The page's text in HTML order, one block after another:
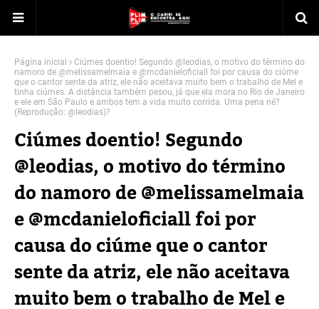
Página inicial
Ciúmes doentio! Segundo @leodias, o motivo do término do
namoro de @melissamelmaia e @mcdanieloficiall foi por causa do ciúme
que o cantor sente da atriz, ele não aceitava muito bem o trabalho de Mel e
tinha ciúmes. A distância também pesou, já que ela mora no Rio de Janeiro
e ele em São Paulo e ambos tem a vida muito corrida. Uma pena né?
(Reprodução: @leodias)?
Ciúmes doentio! Segundo
@leodias, o motivo do término
do namoro de @melissamelmaia
e @mcdanieloficiall foi por
causa do ciúme que o cantor
sente da atriz, ele não aceitava
muito bem o trabalho de Mel e